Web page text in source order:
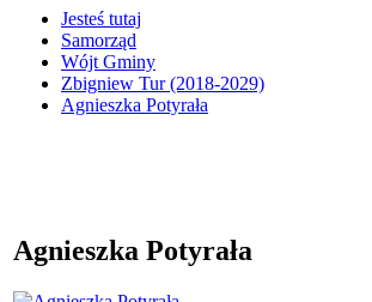
Jesteś tutaj
Samorząd
Wójt Gminy
Zbigniew Tur (2018-2029)
Agnieszka Potyrała
Agnieszka Potyrała